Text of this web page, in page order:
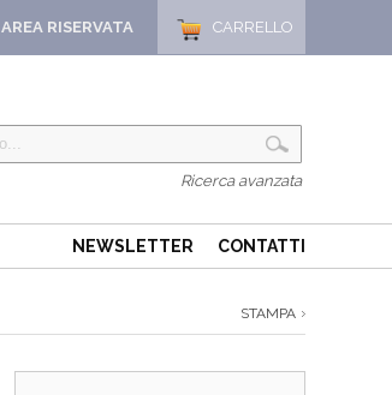
CARRELLO
AREA RISERVATA
Ricerca avanzata
NEWSLETTER CONTATTI
STAMPA